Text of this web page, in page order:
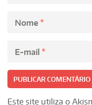
Nome *
E-mail *
Este site utiliza o